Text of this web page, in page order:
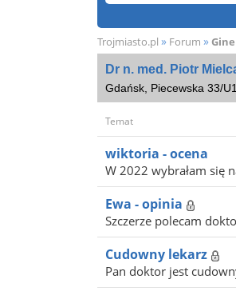
Trojmiasto.pl » Forum »
Dr n. med. Piotr
Gdańsk, Piecewska 33/U1
Temat
wiktoria - ocena
W 2022 wybrałam się
Ewa - opinia
Szczerze polecam
Cudowny lekarz
Pan doktor jest